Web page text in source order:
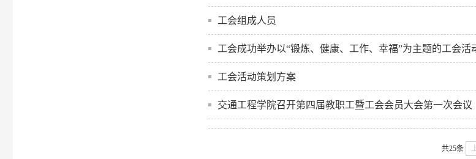
工会组成人员
工会成功举办以“锻炼、健康、工作、幸福”为主题的工会活
工会活动策划方案
交通工程学院召开第四届教职工暨工会会员大会第一次会议
共25条